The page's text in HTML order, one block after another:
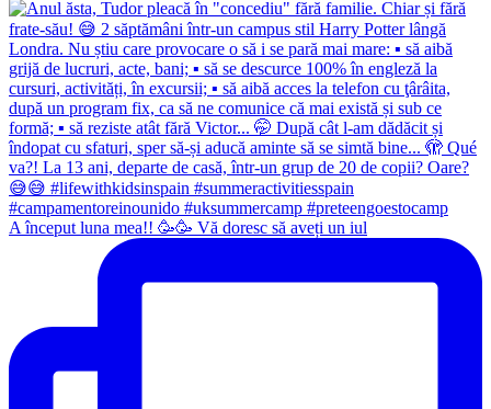
A început luna mea!! 🥳🥳 Vă doresc să aveți un iul